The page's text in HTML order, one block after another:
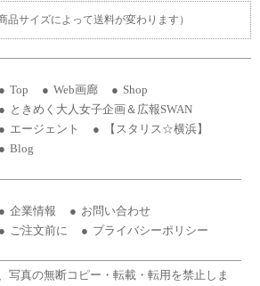
サイズによって送料が変わります）
Top Web画廊
Shop
ときめく大人女子企画＆広報SWAN
エージェント
【スタリス☆横浜】
Blog
企業情報
お問い合わせ
ご注文前に
プライバシーポリシー
写真の無断コピー・転載・転用を禁止しま